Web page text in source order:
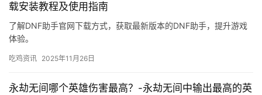
载安装教程及使用指南
了解DNF助手官网下载方式，获取最新版本的DNF助手，提升游戏
体验。
吃鸡资讯 2025年11月26日
永劫无间哪个英雄伤害最高？-永劫无间中输出最高的英